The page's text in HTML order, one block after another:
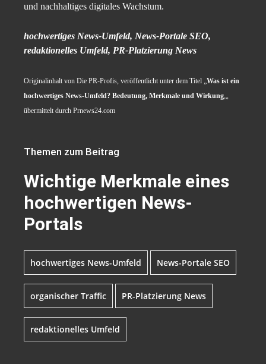
und nachhaltiges digitales Wachstum.
hochwertiges News-Umfeld, News-Portale SEO,
redaktionelles Umfeld, PR-Platzierung News
Originalinhalt von Die PR-Profis, veröffentlicht unter dem Titel „ Was ist ein
hochwertiges News-Umfeld? Bedeutung, Merkmale und Wirkung
übermittelt durch Prnews24.com
Themen zum Beitrag
Wichtige Merkmale eines
hochwertigen News-
Portals
hochwertiges News-Umfeld News-Portale SEO
organischer Traffic PR-Platzierung News
redaktionelles Umfeld